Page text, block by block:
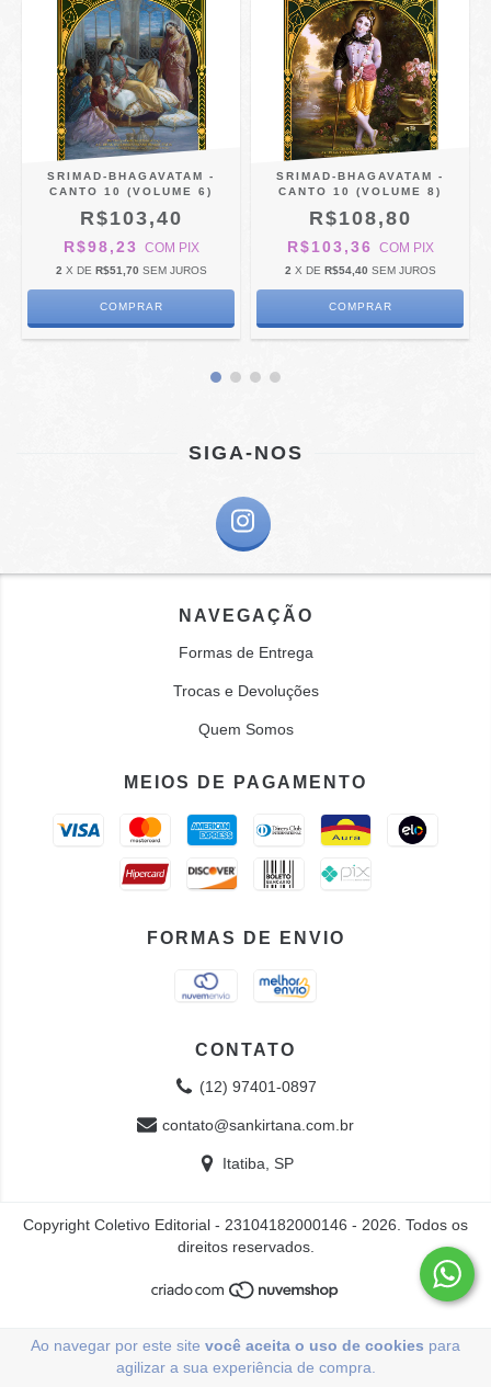
Ao navegar por este site você aceita o uso de cookies para
agilizar a sua experiência de compra.
SRIMAD-BHAGAVATAM -
CANTO 10 (VOLUME 6)
R$103,40
R$98,23 COM PIX
2 X DE R$51,70 SEM JUROS
SRIMAD-BHAGAVATAM -
CANTO 10 (VOLUME 8)
R$108,80
R$103,36 COM PIX
2 X DE R$54,40 SEM JUROS
SIGA-NOS
NAVEGAÇÃO
Formas de Entrega
Trocas e Devoluções
Quem Somos
MEIOS DE PAGAMENTO
FORMAS DE ENVIO
CONTATO
(12) 97401-0897
contato@sankirtana.com.br
Itatiba, SP
Copyright Coletivo Editorial - 23104182000146 - 2026. Todos os
direitos reservados.